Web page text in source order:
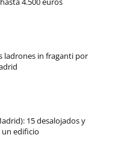
ladrones in fraganti por
15 desalojados y
un edificio